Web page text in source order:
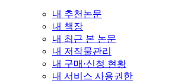
내 추천논문
내 책장
내 최근 본 논문
내 저작물관리
내 구매·신청 현황
내 서비스 사용권한